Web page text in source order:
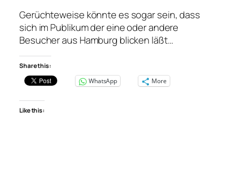
Gerüchteweise könnte es sogar sein, dass
sich im Publikum der eine oder andere
Besucher aus Hamburg blicken läßt…
Share this:
WhatsApp
More
Like this: